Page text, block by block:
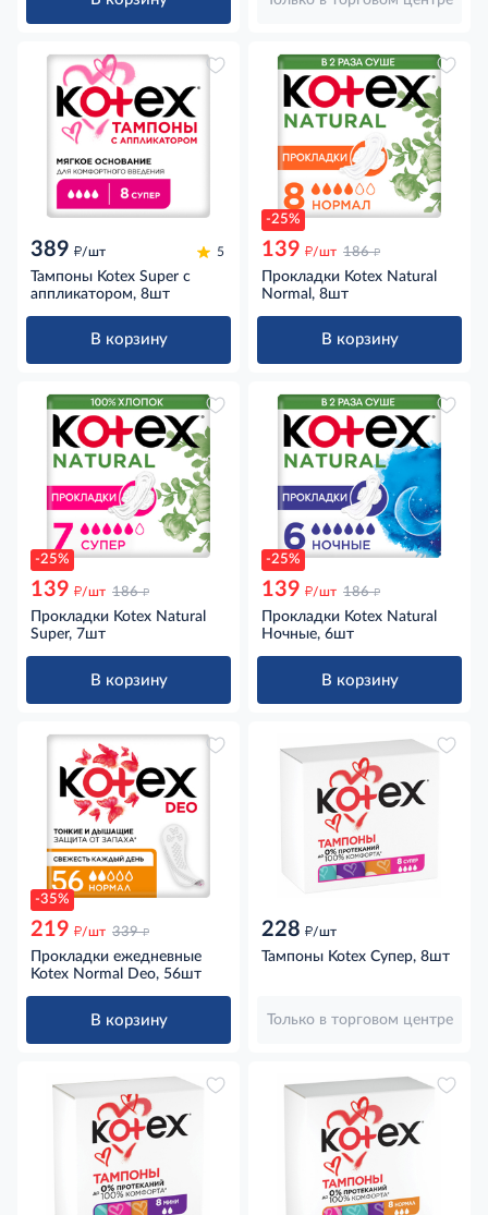
389 д/шт 5
Тампоны Kotex Super с
аппликатором, 8шт
В корзину
-25%
139 д/шт 186 д
Прокладки Kotex Natural
Normal, 8шт
В корзину
-25%
139 д/шт 186 д
Прокладки Kotex Natural
Super, 7шт
В корзину
-25%
139 д/шт 186 д
Прокладки Kotex Natural
Ночные, 6шт
В корзину
-35%
219 д/шт 339 д
Прокладки ежедневные
Kotex Normal Deo, 56шт
В корзину
228 д/шт
Тампоны Kotex Супер, 8шт
Только в торговом центре